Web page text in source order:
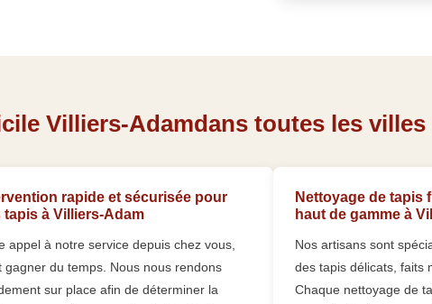
Villiers-Adamdans toutes les villes
rapide et sécurisée pour
tapis à Villiers-Adam
appel à notre service depuis chez vous,
gagner du temps. Nous nous rendons
sur place afin de déterminer la
Nettoyage de tapis
haut de gamme à
Nos artisans sont
des tapis délicats, faits
Chaque nettoyage de